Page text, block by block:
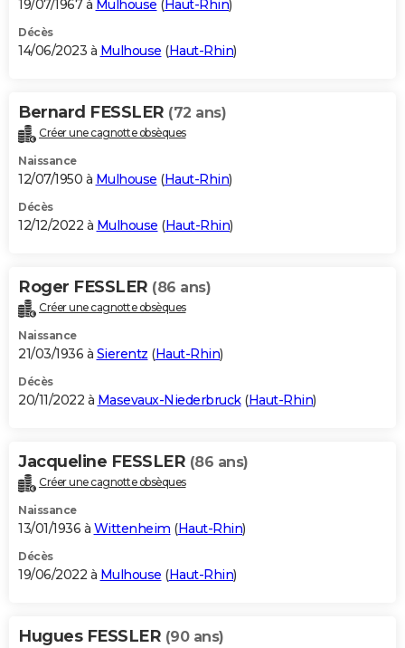
19/07/1967 à Mulhouse ( Haut-Rhin)
Décès
14/06/2023 à Mulhouse (Haut-Rhin)
Bernard FESSLER (72 ans)
Créer une cagnotte obsèques
Naissance
12/07/1950 à Mulhouse (Haut-Rhin)
Décès
12/12/2022 à Mulhouse (Haut-Rhin)
Roger FESSLER (86 ans)
Créer une cagnotte obsèques
Naissance
21/03/1936 à Sierentz (Haut-Rhin)
Décès
20/11/2022 à Masevaux-Niederbruck(Haut-Rhin)
Jacqueline FESSLER (86 ans)
Créer une cagnotte obsèques
Naissance
13/01/1936 à Wittenheim (Haut-Rhin)
Décès
19/06/2022 à Mulhouse (Haut-Rhin)
Hugues FESSLER (90 ans)